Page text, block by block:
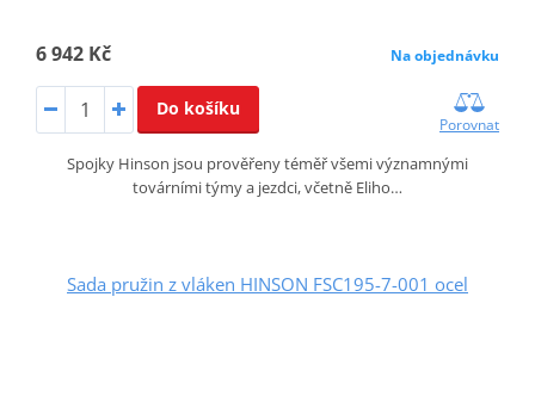
6 942 Kč Na objednávku
Do košíku
Porovnat
Spojky Hinson jsou prověřeny téměř všemi významnými
továrními týmy a jezdci, včetně Eliho…
Sada pružin z vláken HINSON FSC195-7-001 ocel